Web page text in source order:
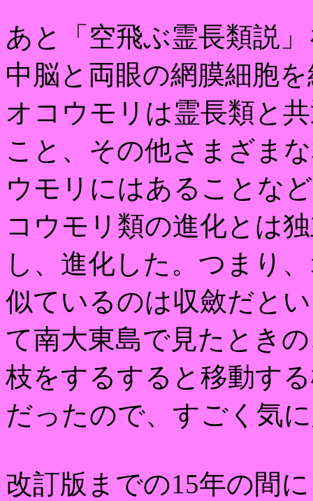
あと「空飛ぶ霊長類説
中脳と両眼の網膜細胞
オコウモリは霊長類と
こと、その他さまざま
ウモリにはあることな
コウモリ類の進化とは
し、進化した。つまり
似ているのは収斂だと
て南大東島で見たとき
枝をするすると移動す
だったので、すごく気
改訂版までの15年の間